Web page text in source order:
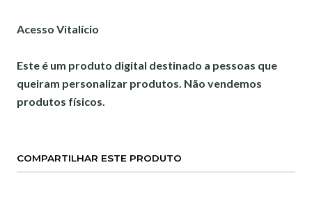
Acesso Vitalício
Este é um produto digital destinado a pessoas que
queiram personalizar produtos. Não vendemos
produtos físicos.
COMPARTILHAR ESTE PRODUTO